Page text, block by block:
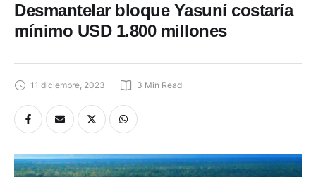
Desmantelar bloque Yasuní costaría
mínimo USD 1.800 millones
11 diciembre, 2023 3 Min Read